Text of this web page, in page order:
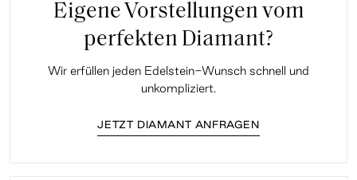
Eigene Vorstellungen vom
perfekten Diamant?
Wir erfüllen jeden Edelstein-Wunsch schnell und
unkompliziert.
JETZT DIAMANT ANFRAGEN